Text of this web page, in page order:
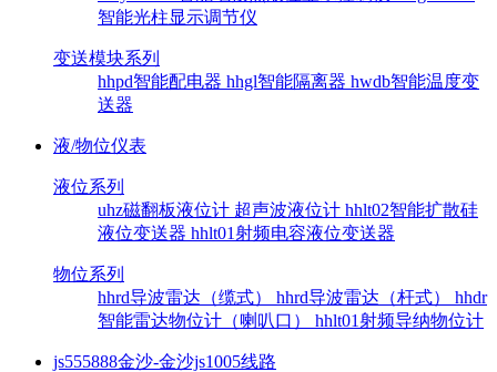
智能光柱显示调节仪
变送模块系列
hhpd智能配电器 hhgl智能隔离器 hwdb智能温度变
送器
液/物位仪表
液位系列
uhz磁翻板液位计 超声波液位计 hhlt02智能扩散硅
液位变送器 hhlt01射频电容液位变送器
物位系列
hhrd导波雷达（缆式） hhrd导波雷达（杆式） hhdr
智能雷达物位计（喇叭口） hhlt01射频导纳物位计
js555888金沙-金沙js1005线路